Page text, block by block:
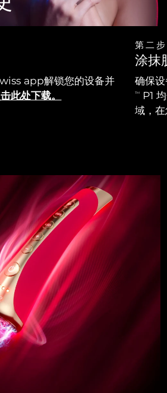
app解锁您的设备并
此处下载。
第二步
涂抹
确保
TMP1
域，